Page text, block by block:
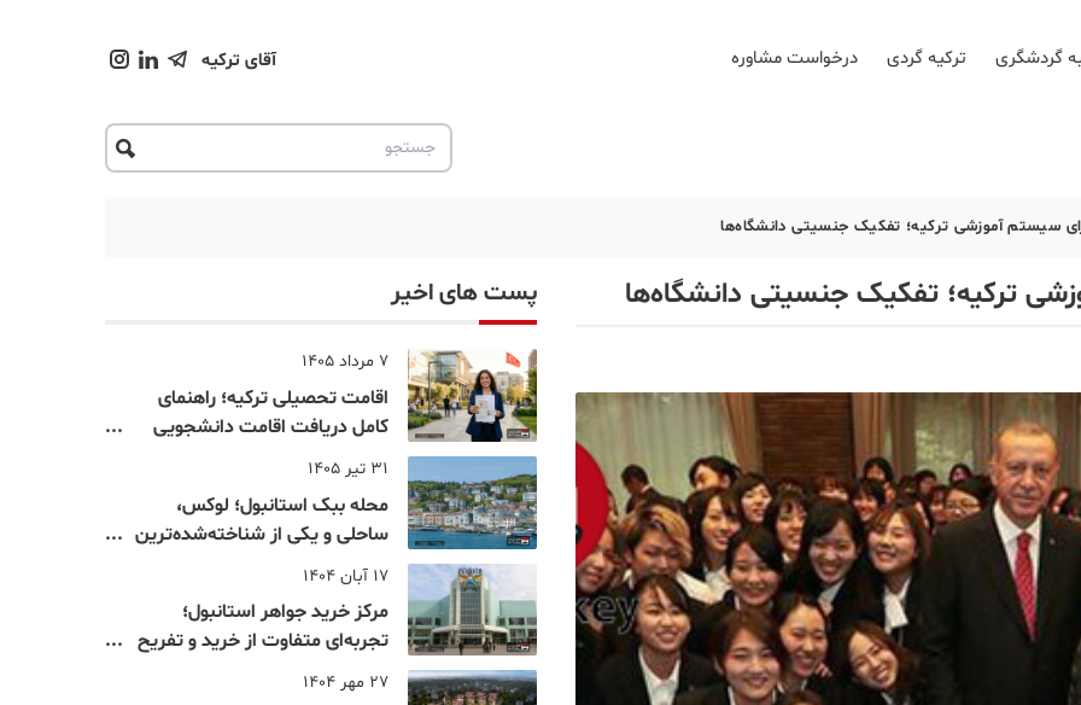
گردشگری ترکیه گردی درخواست مشاوره آقای ترکیه
سیستم آموزشی ترکیه؛ تفکیک جنسیتی دانشگاه‌ها
ترکیه؛ تفکیک جنسیتی دانشگاه‌ها پست های اخیر
7 مرداد 1405
اقامت تحصیلی ترکیه؛ راهنمای
کامل دریافت اقامت دانشجویی
ترکیه در سال ۲۰۲۶
31 تیر 1405
محله ببک استانبول؛ لوکس،
ساحلی و یکی از شناخته‌شده‌ترین
نقاط بسفر
17 آبان 1404
مرکز خرید جواهر استانبول؛
تجربه‌ای متفاوت از خرید و تفریح
در قلب استانبول
27 مهر 1404